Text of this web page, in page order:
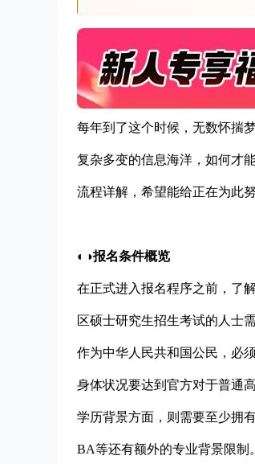
每年到了这个时候，无数怀揣
复杂多变的信息海洋，如何才
流程详解，希望能给正在为此
◐◑报名条件概览
在正式进入报名程序之前，了
区硕士研究生招生考试的人士
作为中华人民共和国公民，必
身体状况要达到官方对于普通
学历背景方面，则需要至少拥
BA等还有额外的专业背景限制。